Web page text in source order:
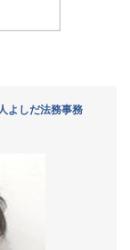
よしだ法務事務